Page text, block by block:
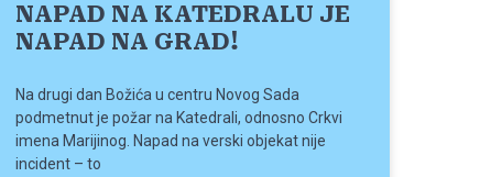
NAPAD NA KATEDRALU JE
NAPAD NA GRAD!
Na drugi dan Božića u centru Novog Sada
podmetnut je požar na Katedrali, odnosno Crkvi
imena Marijinog. Napad na verski objekat nije
incident – to